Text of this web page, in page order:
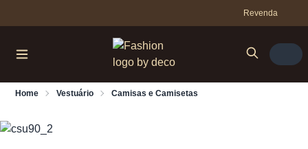
Revenda
Home Vestuário Camisas e Camisetas